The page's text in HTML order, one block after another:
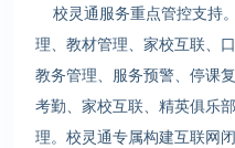
校灵通服务重点管控支持
理、教材管理、家校互联、
教务管理、服务预警、停课
考勤、家校互联、精英俱乐
理。校灵通专属构建互联网